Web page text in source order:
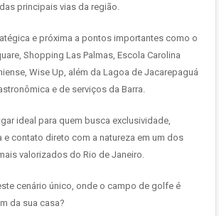
principais vias da região.
e próxima a pontos importantes como o
Shopping Las Palmas, Escola Carolina
Wise Up, além da Lagoa de Jacarepaguá
e de serviços da Barra.
ideal para quem busca exclusividade,
contato direto com a natureza em um dos
valorizados do Rio de Janeiro.
cenário único, onde o campo de golfe é
da sua casa?